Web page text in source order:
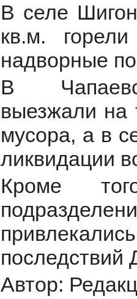
В селе
кв.м.
надворные
В
выезжали на
мусора, а в
ликвидации
Кроме
последствий
Автор: